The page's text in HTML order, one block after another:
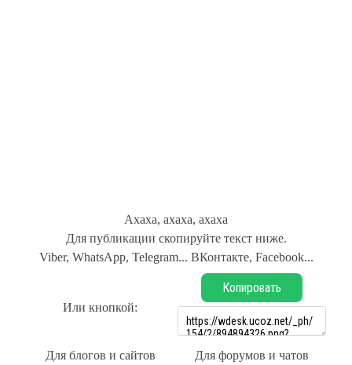
Ахаха, ахаха, ахаха
Для публикации скопируйте текст ниже.
Viber, WhatsApp, Telegram... ВКонтакте, Facebook...
Или кнопкой:
Копировать
Для блогов и сайтов Для форумов и чатов